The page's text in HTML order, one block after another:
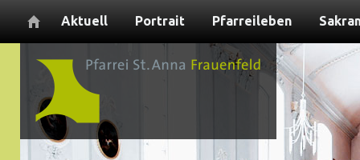
Aktuell Portrait Pfarreileben